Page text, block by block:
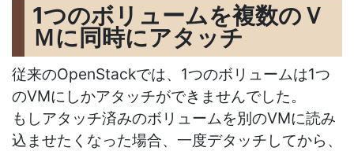
1つのボリュームを複数のＶ
Ｍに同時にアタッチ
従来のOpenStackでは、1つのボリュームは1つ
のVMにしかアタッチができませんでした。
もしアタッチ済みのボリュームを別のVMに読み
込ませたくなった場合、一度デタッチしてから、